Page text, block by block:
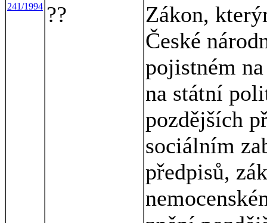
241/1994 ??
Zákon,
České
pojistném
na státní
pozdějších
sociálním
předpisů,